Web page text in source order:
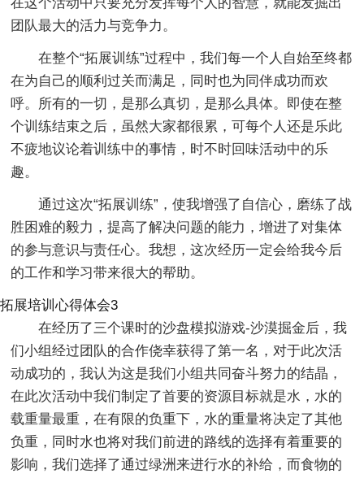
团队最大的活力与竞争力。
在整个“拓展训练”过程中，我们每一个人自始至终都
在为自己的顺利过关而满足，同时也为同伴成功而欢
呼。所有的一切，是那么真切，是那么具体。即使在整
个训练结束之后，虽然大家都很累，可每个人还是乐此
不疲地议论着训练中的事情，时不时回味活动中的乐
趣。
通过这次“拓展训练”，使我增强了自信心，磨练了战
胜困难的毅力，提高了解决问题的能力，增进了对集体
的参与意识与责任心。我想，这次经历一定会给我今后
的工作和学习带来很大的帮助。
拓展培训心得体会3
在经历了三个课时的沙盘模拟游戏-沙漠掘金后，我
们小组经过团队的合作侥幸获得了第一名，对于此次活
动成功的，我认为这是我们小组共同奋斗努力的结晶，
在此次活动中我们制定了首要的资源目标就是水，水的
载重量最重，在有限的负重下，水的重量将决定了其他
负重，同时水也将对我们前进的路线的选择有着重要的
影响，我们选择了通过绿洲来进行水的补给，而食物的